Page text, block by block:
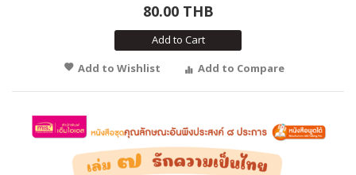
80.00 THB
Add to Cart
Add to Wishlist
Add to Compare